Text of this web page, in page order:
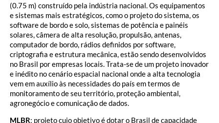
(0.75 m) construído pela indústria nacional. Os equipamentos
e sistemas mais estratégicos, como o projeto do sistema, os
software de bordo e solo, sistemas de potência e painéis
solares, câmera de alta resolução, propulsão, antenas,
computador de bordo, rádios definidos por software,
criptografia e estrutura mecânica, estão sendo desenvolvidos
no Brasil por empresas locais. Trata-se de um projeto inovador
e inédito no cenário espacial nacional onde a alta tecnologia
vem em auxílio às necessidades do país em termos de
monitoramento de seu território, proteção ambiental,
agronegócio e comunicação de dados.
MLBR: projeto cujo objetivo é dotar o Brasil de capacidade